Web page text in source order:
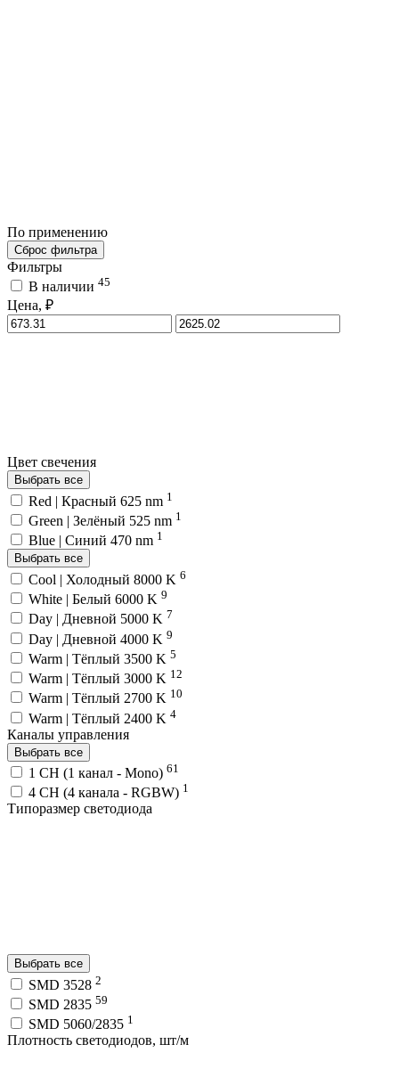
По применению
Сброс фильтра
Фильтры
В наличии 45
Цена, ₽
Цвет свечения
Выбрать все
Red | Красный 625 nm 1
Green | Зелёный 525 nm 1
Blue | Синий 470 nm 1
Выбрать все
Cool | Холодный 8000 K 6
White | Белый 6000 K 9
Day | Дневной 5000 K 7
Day | Дневной 4000 K 9
Warm | Тёплый 3500 K 5
Warm | Тёплый 3000 K 12
Warm | Тёплый 2700 K 10
Warm | Тёплый 2400 K 4
Каналы управления
Выбрать все
1 CH (1 канал - Mono) 61
4 CH (4 канала - RGBW) 1
Типоразмер светодиода
Выбрать все
SMD 3528 2
SMD 2835 59
SMD 5060/2835 1
Плотность светодиодов, шт/м